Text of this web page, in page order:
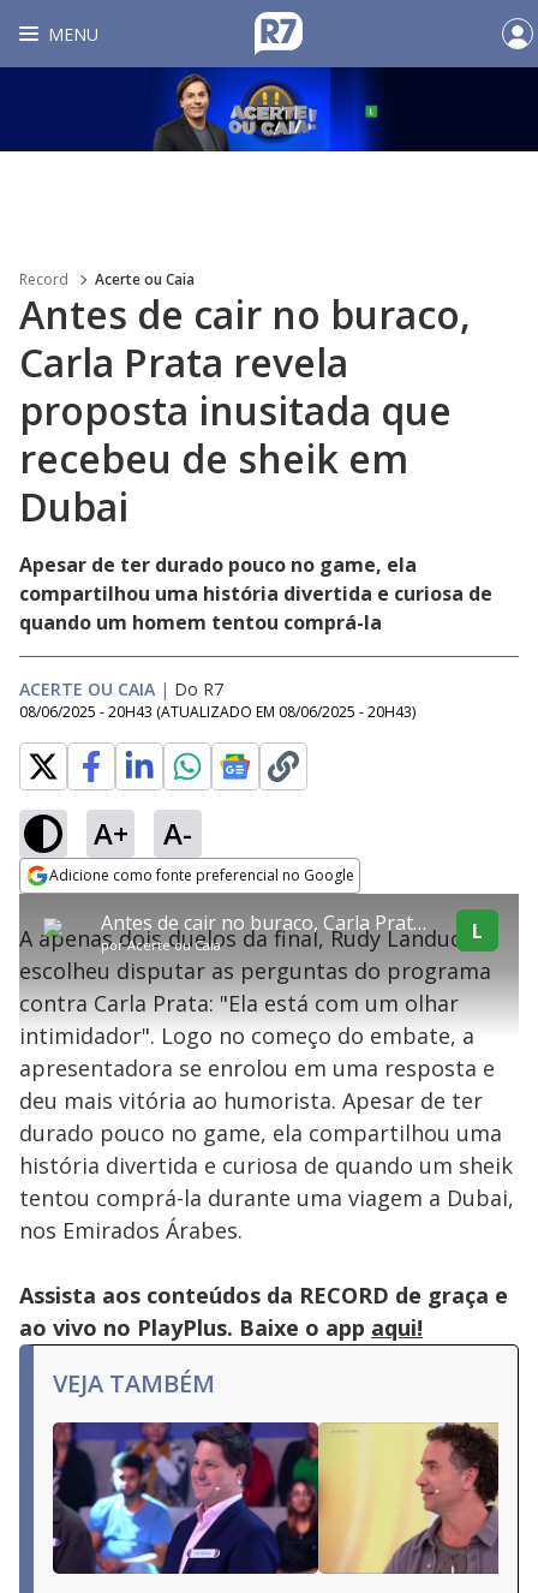
MENU
Record Acerte ou Caia
Antes de cair no buraco,
Carla Prata revela
proposta inusitada que
recebeu de sheik em
Dubai
Apesar de ter durado pouco no game, ela
compartilhou uma história divertida e curiosa de
quando um homem tentou comprá-la
ACERTE OU CAIA | Do R7
08/06/2025 - 20H43 (ATUALIZADO EM 08/06/2025 - 20H43)
A+ A-
Adicione como fonte preferencial no Google
a
modal
window.
modal
be
by
the
Escape
key
or
activating
the
close
explore
Conteúdo bloqueado
Lamentamos, mas o vídeo que está tentando assisitr é de exibição
exclusiva em território brasileiro :-(
Antes de cair no buraco, Carla Prata revela proposta inusitada que recebeu de sheik em Dubai
porAcerte ou Caia
L
A apenas dois duelos da final, Rudy Landucci
escolheu disputar as perguntas do programa
contra Carla Prata: "Ela está com um olhar
intimidador". Logo no começo do embate, a
apresentadora se enrolou em uma resposta e
deu mais vitória ao humorista. Apesar de ter
durado pouco no game, ela compartilhou uma
história divertida e curiosa de quando um sheik
tentou comprá-la durante uma viagem a Dubai,
nos Emirados Árabes.
Assista aos conteúdos da RECORD de graça e
ao vivo no PlayPlus. Baixe o app aqui!
VEJA TAMBÉM